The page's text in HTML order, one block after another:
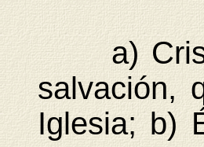
a) Cristo
salvación,
Iglesia; b)